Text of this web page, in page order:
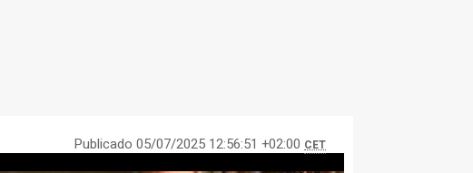
Publicado 05/07/2025 12:56:51 +02:00 CET